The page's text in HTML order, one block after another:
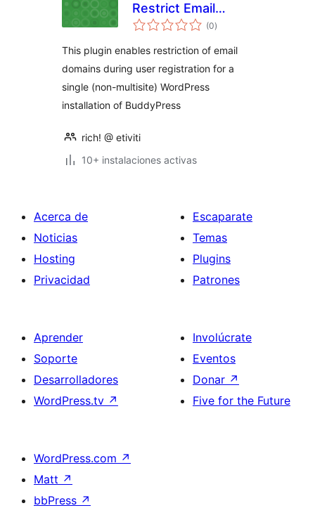
Restrict Email
Domains
(0total
de
)
This plugin enables restriction of email
domains during user registration for a
single (non-multisite) WordPress
installation of BuddyPress
rich! @ etiviti
10+ instalaciones activas
Acerca de
Noticias
Hosting
Privacidad
Escaparate
Temas
Plugins
Patrones
Aprender
Soporte
Desarrolladores
WordPress.tv ↗
Involúcrate
Eventos
Donar ↗
Five for the Future
WordPress.com ↗
Matt ↗
bbPress ↗